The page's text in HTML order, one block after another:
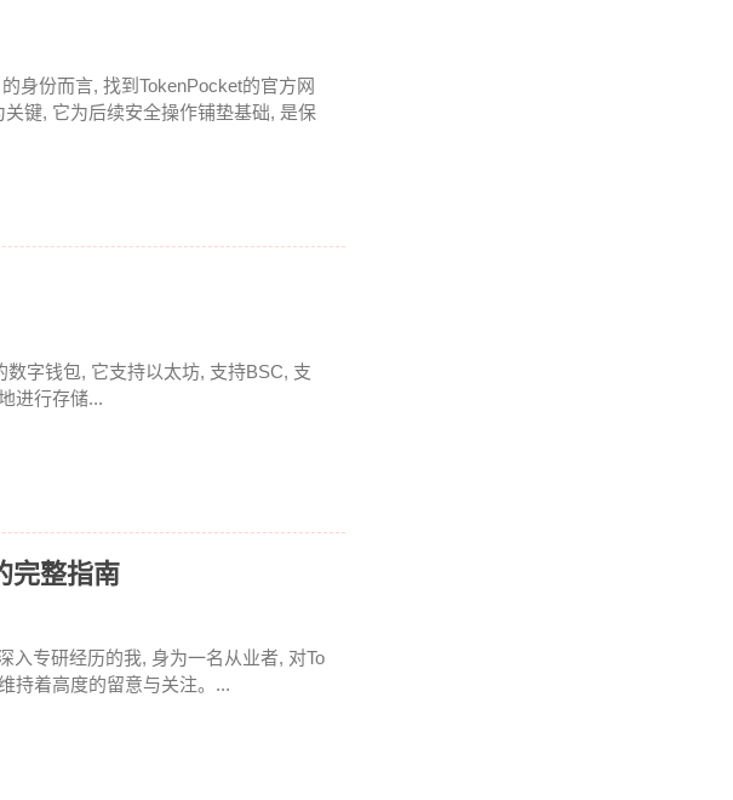
身份而言, 找到TokenPocket的官方网
键, 它为后续安全操作铺垫基础, 是保
字钱包, 它支持以太坊, 支持BSC, 支
进行存储...
完整指南
入专研经历的我, 身为一名从业者, 对To
持着高度的留意与关注。...